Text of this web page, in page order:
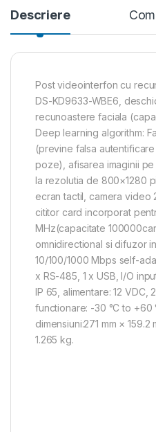
Descriere
Post videointerfon cu
DS-KD9633-WBE6,
recunoastere faciala
Deep learning algorithm:
(previne falsa
poze), afisarea imaginii
la rezolutia de 800×1280
ecran tactil, camera video
cititor card incorporat
MHz(capacitate
omnidirectional si difuzor
10/100/1000 Mbps self-
x RS-485, 1 x USB, I/O
IP 65, alimentare: 12 VDC,
functionare: -30 °C to +60
dimensiuni:271 mm ×
1.265 kg.